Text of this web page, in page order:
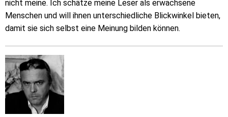
nicht meine. Ich schätze meine Leser als erwachsene
Menschen und will ihnen unterschiedliche Blickwinkel bieten,
damit sie sich selbst eine Meinung bilden können.